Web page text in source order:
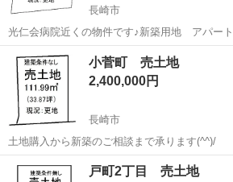
長崎市
光仁会病院近くの物件です♪新築用地 アパー
い♪長崎 長崎市 土地販売/土地売買
小菅町 売土地
2,400,000円
長崎市
土地購入から新築のご相談まで承ります(^^)/
長崎 長崎市 土地販売/土地売買
戸町2丁目 売土地